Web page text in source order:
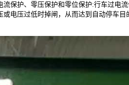
保护、零压保护和零位保护:行车过电
电压过低时掉闸，从而达到自动停车